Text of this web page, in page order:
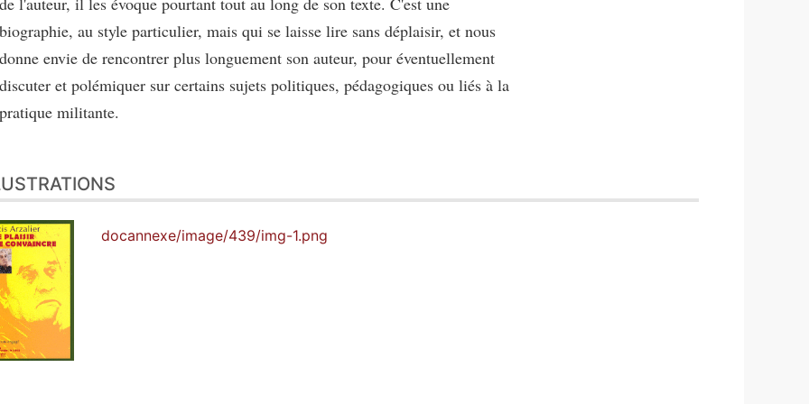
biographie, au style particulier, mais qui se laisse lire sans déplaisir, et nous
donne envie de rencontrer plus longuement son auteur, pour éventuellement
discuter et polémiquer sur certains sujets politiques, pédagogiques ou liés à la
pratique militante.
docannexe/image/439/img-1.png